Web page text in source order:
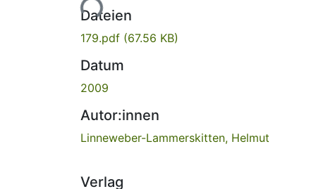
Lade...
Dateien
179.pdf (67.56 KB)
Datum
2009
Autor:innen
Linneweber-Lammerskitten, Helmut
Verlag